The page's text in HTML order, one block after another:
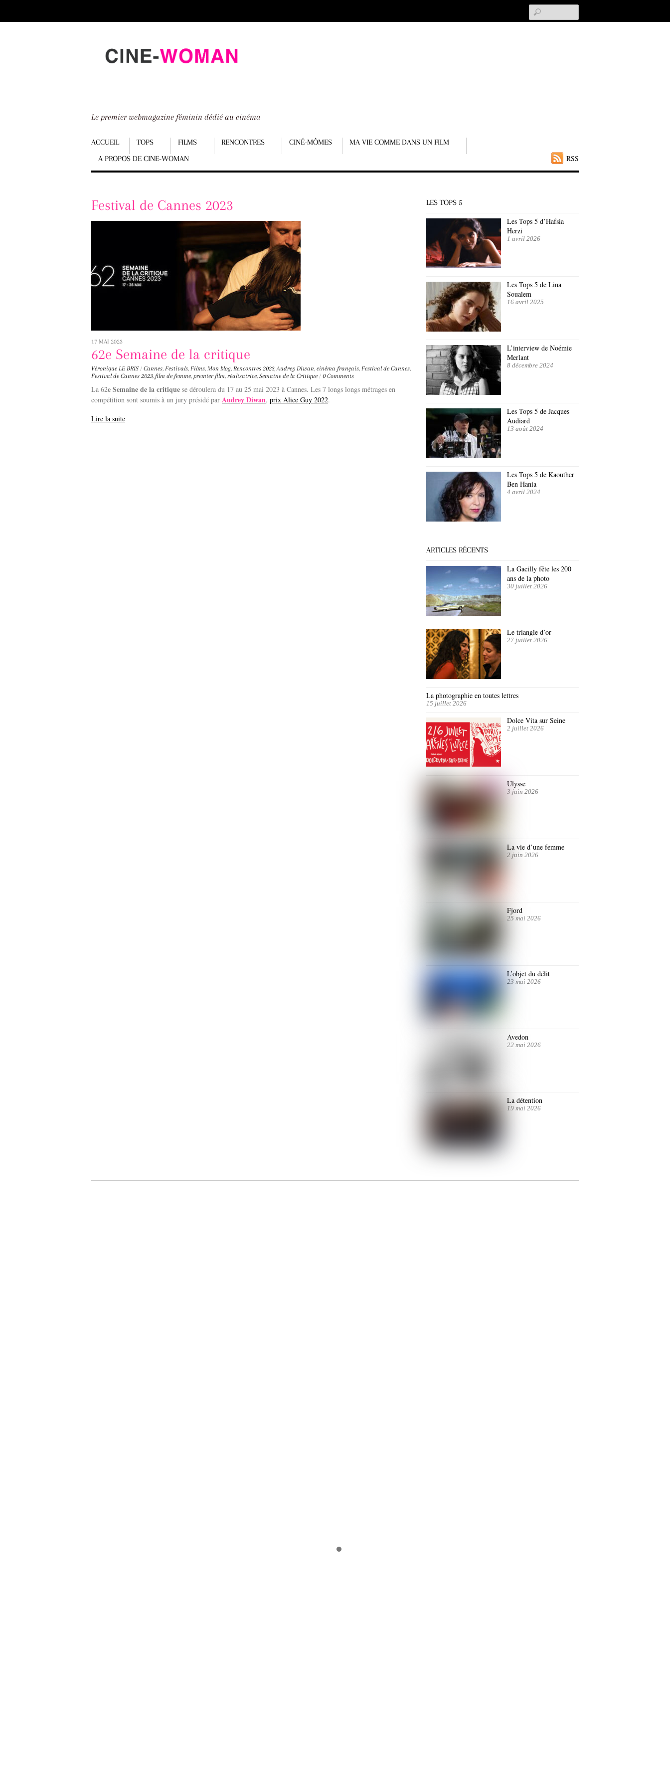
down
Le premier webmagazine féminin dédié au cinéma
RSS
Menu
ACCUEIL TOPS FILMS RENCONTRES CINÉ-MÔMES
MA VIE COMME DANS UN FILM
A PROPOS DE CINE-WOMAN
Scroll
content
Festival de Cannes 2023
17 MAI 2023
62e Semaine de la critique
Véronique LE BRIS / Cannes, Festivals, Films, Mon blog, Rencontres 2023, Audrey Diwan, cinéma français, Festival de Cannes,
Festival de Cannes 2023, film de femme, premier film, réalisatrice, Semaine de la Critique / 0 Comments
La 62e Semaine de la critique se déroulera du 17 au 25 mai 2023 à Cannes. Les 7 longs longs métrages en
compétition sont soumis à un jury présidé par Audrey Diwan, prix Alice Guy 2022.
Lire la suite
LES TOPS 5
Les Tops 5 d’Hafsia
Herzi
1 avril 2026
Les Tops 5 de Lina
Soualem
16 avril 2025
L’interview de Noémie
Merlant
8 décembre 2024
Les Tops 5 de Jacques
Audiard
13 août 2024
Les Tops 5 de Kaouther
Ben Hania
4 avril 2024
ARTICLES RÉCENTS
La Gacilly fête les 200
ans de la photo
30 juillet 2026
Le triangle d’or
27 juillet 2026
La photographie en toutes lettres
15 juillet 2026
Dolce Vita sur Seine
2 juillet 2026
Ulysse
3 juin 2026
La vie d’une femme
2 juin 2026
Fjord
25 mai 2026
L’objet du délit
23 mai 2026
Avedon
22 mai 2026
La détention
19 mai 2026